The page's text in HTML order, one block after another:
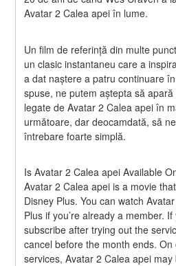
Avatar 2 Calea apei în lume.
Un film de referință din multe
un clasic instantaneu care a
a dat naștere a patru continuare
spuse, ne putem aștepta să
legate de Avatar 2 Calea apei în
următoare, dar deocamdată, să
întrebare foarte simplă.
Is Avatar 2 Calea apei Available
Avatar 2 Calea apei is a movie
Disney Plus. You can watch
Plus if you’re already a member. If
subscribe after trying out the
cancel before the month ends.
services, Avatar 2 Calea apei